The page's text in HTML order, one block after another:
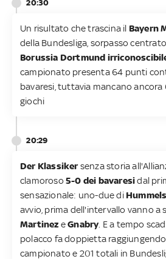
20:30
Un risultato che trascina il Bayern
della Bundesliga, sorpasso
Borussia Dortmund
campionato presenta 64 punti
bavaresi, tuttavia mancano ancora
giochi
20:29
Der Klassikersenza storia
clamoroso 5-0 dei bavaresidal
sensazionale: uno-due di Hummels
avvio, prima dell'intervallo vanno a
Martinez eGnabry. E a tempo
polacco fa doppietta
campionato e 201 totali in